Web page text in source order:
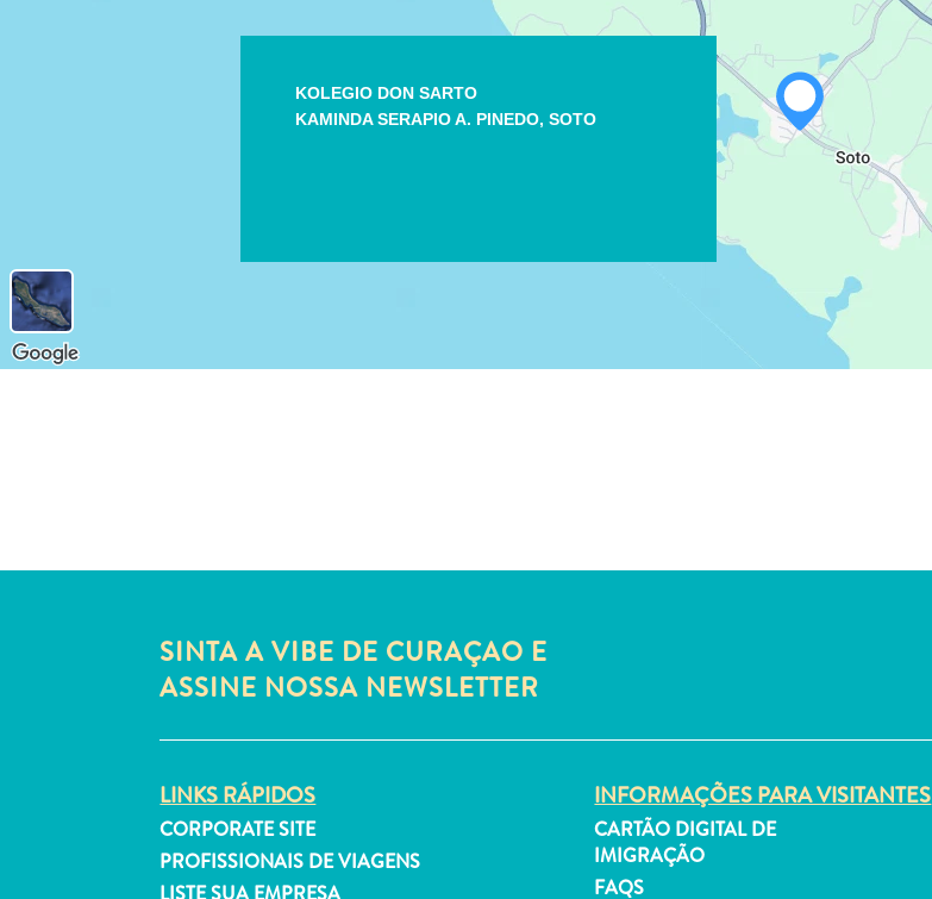
WHATSAPP
FACEBOOK
KOLEGIO DON SARTO
KAMINDA SERAPIO A. PINEDO, SOTO
SINTA A VIBE DE CURAÇAO E
ASSINE NOSSA NEWSLETTER
LINKS RÁPIDOS
CORPORATE SITE
PROFISSIONAIS DE VIAGENS
INFORMAÇÕES PARA VISITANTES
CARTÃO DIGITAL DE
IMIGRAÇÃO
FAQS
COPIE LINK